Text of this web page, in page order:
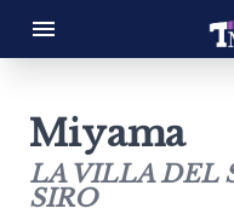
Miyama
LA VILLA DEL
SIRO